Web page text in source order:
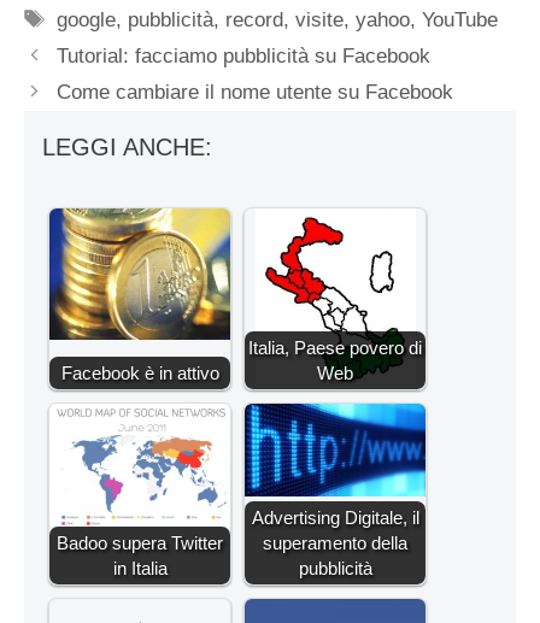
Tag
google, pubblicità, record,visite,yahoo,YouTube
Tutorial: facciamo pubblicità su Facebook
Come cambiare il nome utente su Facebook
LEGGI ANCHE:
Facebook è in attivo
Italia, Paese povero di
Web
Badoo supera Twitter
in Italia
Advertising Digitale, il
superamento della
pubblicità